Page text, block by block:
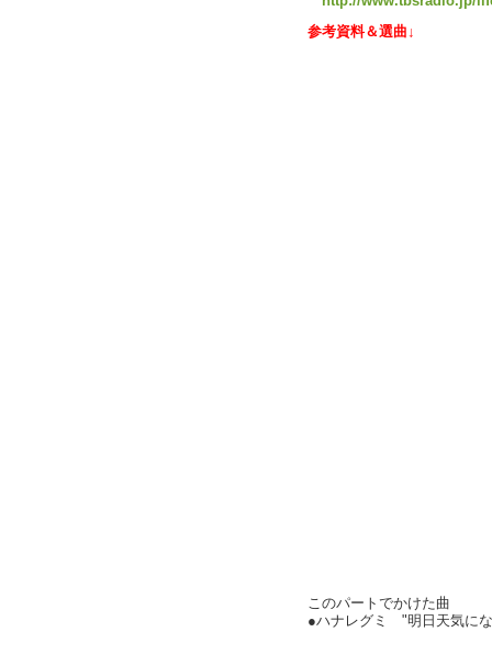
参考資料＆選曲↓
このパートでかけた曲
●ハナレグミ "明日天気に